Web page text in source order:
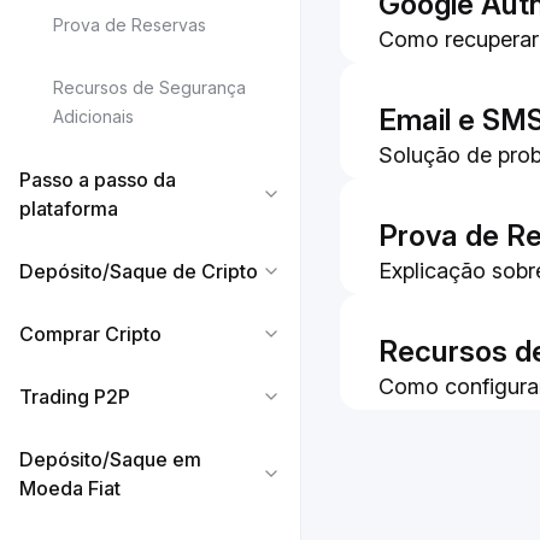
Prova de Reservas
Recursos de Segurança
Adicionais
Passo a passo da
plataforma
Depósito/Saque de Cripto
Comprar Cripto
Trading P2P
Depósito/Saque em
Moeda Fiat
Como
o seu novo
Como resolver
Email e
Solução de
de Verificação
Prova de
Explicação
Recursos
Como